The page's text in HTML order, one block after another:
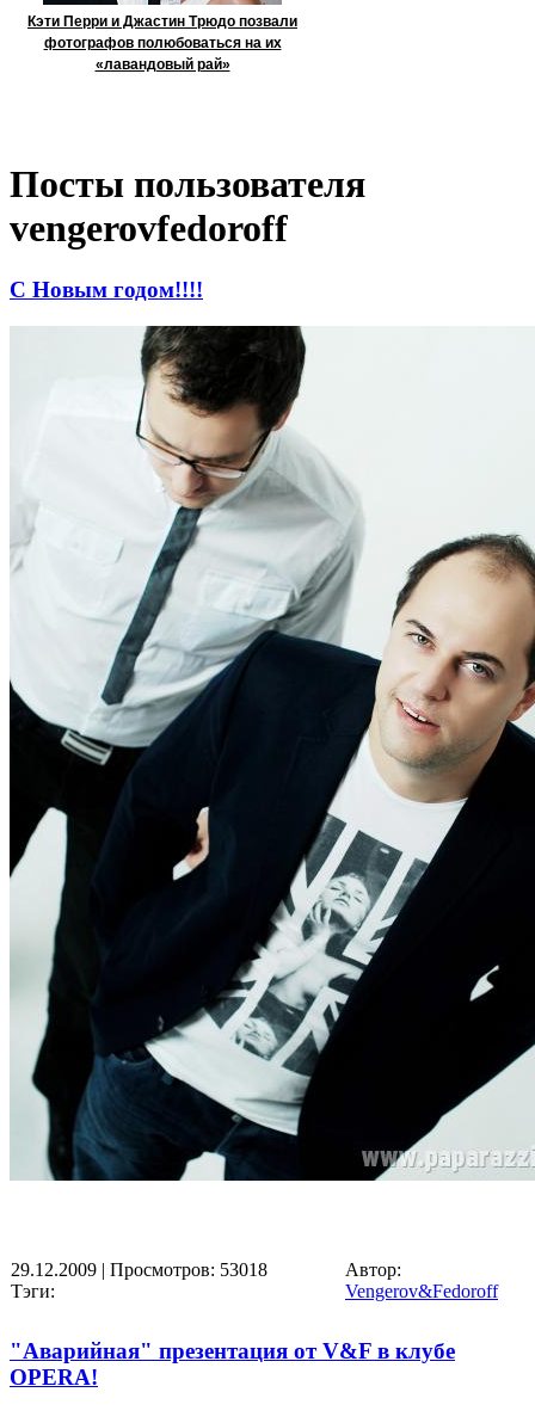
Кэти Перри и Джастин Трюдо позвали
фотографов полюбоваться на их
«лавандовый рай»
Посты пользователя
vengerovfedoroff
С Новым годом!!!!
29.12.2009 | Просмотров: 53018
Тэги:
Автор:
Vengerov&Fedoroff
"Аварийная" презентация от V&F в клубе
OPERA!